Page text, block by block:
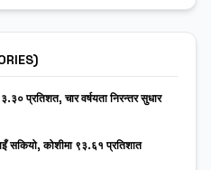
प्रतिशत, चार वर्षयता निरन्तर सुधार
सकियो, कोशीमा ९३.६१ प्रतिशात